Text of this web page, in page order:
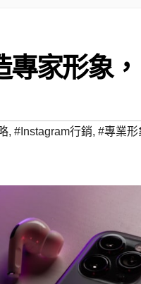
家形象，
, #Instagram行銷, #專業形